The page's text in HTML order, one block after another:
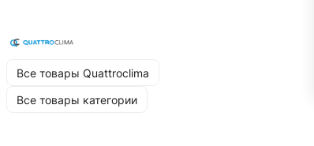
Все товары Quattroclima
Все товары категории